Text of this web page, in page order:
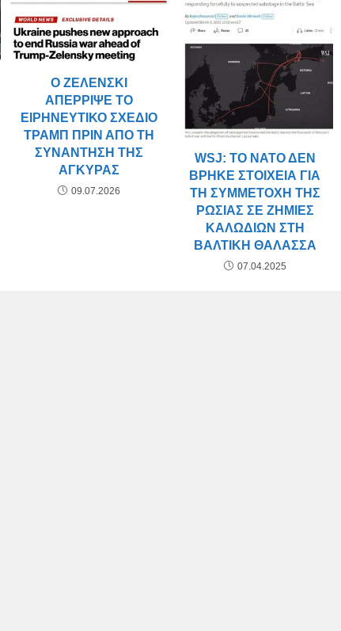
Ο ΖΕΛΈΝΣΚΙ
ΑΠΈΡΡΙΨΕ ΤΟ
ΕΙΡΗΝΕΥΤΙΚΌ ΣΧΈΔΙΟ
ΤΡΑΜΠ ΠΡΙΝ ΑΠΌ ΤΗ
ΣΥΝΆΝΤΗΣΗ ΤΗΣ
ΆΓΚΥΡΑΣ
09.07.2026
WSJ: ΤΟ ΝΑΤΟ ΔΕΝ
ΒΡΉΚΕ ΣΤΟΙΧΕΊΑ ΓΙΑ
ΤΗ ΣΥΜΜΕΤΟΧΉ ΤΗΣ
ΡΩΣΊΑΣ ΣΕ ΖΗΜΙΈΣ
ΚΑΛΩΔΊΩΝ ΣΤΗ
ΒΑΛΤΙΚΉ ΘΆΛΑΣΣΑ
07.04.2025